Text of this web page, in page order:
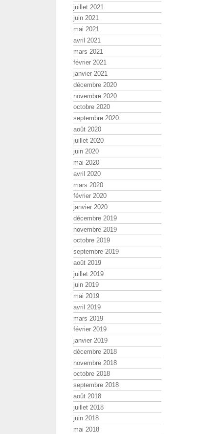
juillet 2021
juin 2021
mai 2021
avril 2021
mars 2021
février 2021
janvier 2021
décembre 2020
novembre 2020
octobre 2020
septembre 2020
août 2020
juillet 2020
juin 2020
mai 2020
avril 2020
mars 2020
février 2020
janvier 2020
décembre 2019
novembre 2019
octobre 2019
septembre 2019
août 2019
juillet 2019
juin 2019
mai 2019
avril 2019
mars 2019
février 2019
janvier 2019
décembre 2018
novembre 2018
octobre 2018
septembre 2018
août 2018
juillet 2018
juin 2018
mai 2018